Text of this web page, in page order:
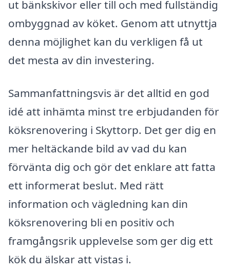
ut bänkskivor eller till och med fullständig
ombyggnad av köket. Genom att utnyttja
denna möjlighet kan du verkligen få ut
det mesta av din investering.
Sammanfattningsvis är det alltid en god
idé att inhämta minst tre erbjudanden för
köksrenovering i Skyttorp. Det ger dig en
mer heltäckande bild av vad du kan
förvänta dig och gör det enklare att fatta
ett informerat beslut. Med rätt
information och vägledning kan din
köksrenovering bli en positiv och
framgångsrik upplevelse som ger dig ett
kök du älskar att vistas i.